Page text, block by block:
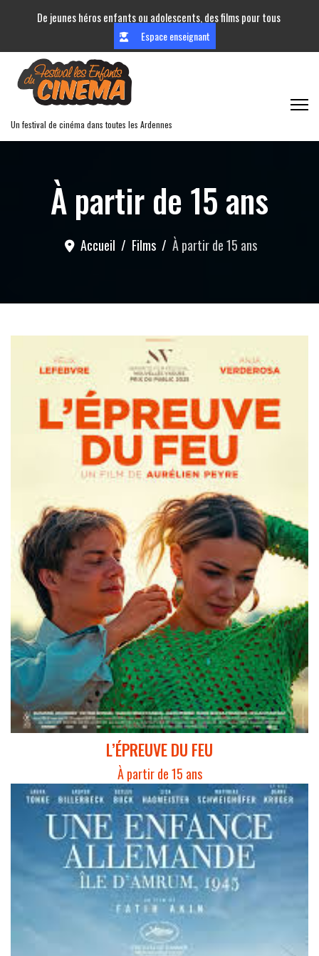
De jeunes héros enfants ou adolescents, des films pour tous
Espace enseignant
Un festival de cinéma dans toutes les Ardennes
À partir de 15 ans
Accueil Films À partir de 15 ans
L’ÉPREUVE DU FEU
À partir de 15 ans